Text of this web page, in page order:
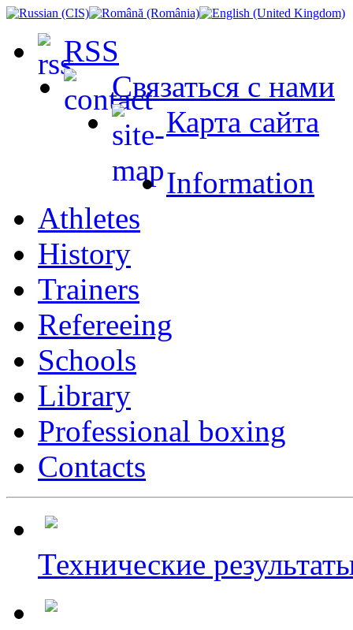
RSS
Связаться с нами
Карта сайта
Information
Athletes
History
Trainers
Refereeing
Schools
Library
Professional boxing
Contacts
Технические